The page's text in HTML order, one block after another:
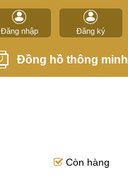
Đăng nhập Đăng ký
Đồng hồ thông minh
Còn hàng